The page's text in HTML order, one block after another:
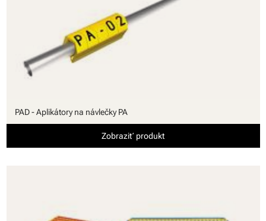
PAD - Aplikátory na návlečky PA
Zobraziť produkt